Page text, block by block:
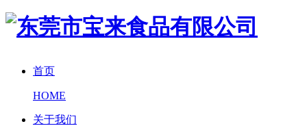
首页
HOME
关于我们